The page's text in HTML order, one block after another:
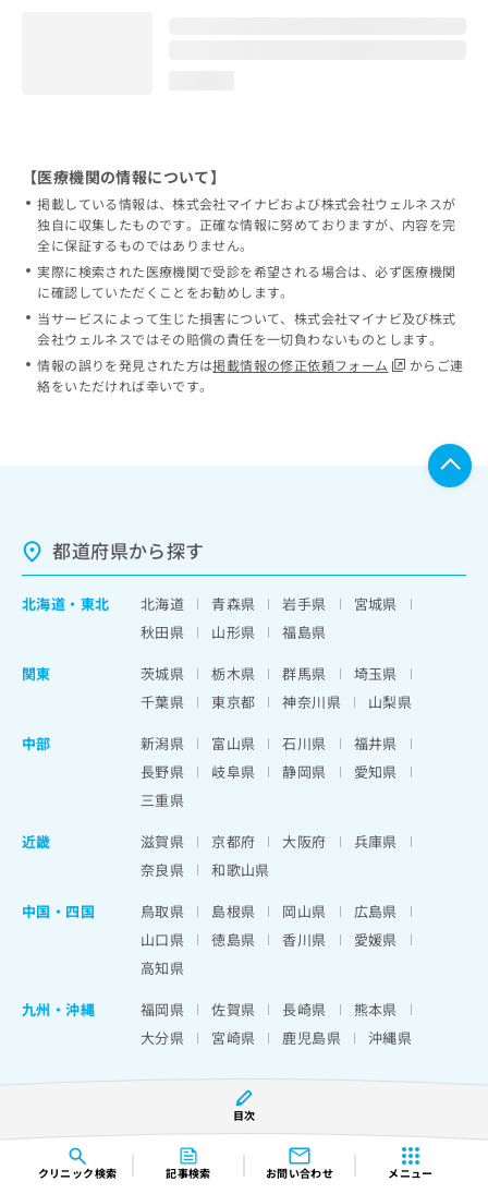
クリニック検索 記事検索 お問い合わせ メニュー
目次
【医療機関の情報について】
掲載している情報は、株式会社マイナビおよび株式会社ウェルネスが
独自に収集したものです。正確な情報に努めておりますが、内容を完
全に保証するものではありません。
実際に検索された医療機関で受診を希望される場合は、必ず医療機関
に確認していただくことをお勧めします。
当サービスによって生じた損害について、株式会社マイナビ及び株式
会社ウェルネスではその賠償の責任を一切負わないものとします。
情報の誤りを発見された方は掲載情報の修正依頼フォーム
からご連
絡をいただければ幸いです。
都道府県から探す
北海道 ・ 東北 北海道 青森県 岩手県
宮城県
秋田県
山形県
福島県
関東
茨城県 栃木県 群馬県
埼玉県
千葉県
東京都 神奈川県
山梨県
中部
新潟県 富山県 石川県
福井県
長野県
岐阜県 静岡県
愛知県
三重県
近畿
滋賀県 京都府 大阪府
兵庫県
奈良県
和歌山県
中国・四国
鳥取県 島根県 岡山県
広島県
山口県
徳島県 香川県
愛媛県
高知県
九州・沖縄
福岡県 佐賀県 長崎県
熊本県
大分県
宮崎県 鹿児島県 沖縄県
運営会社